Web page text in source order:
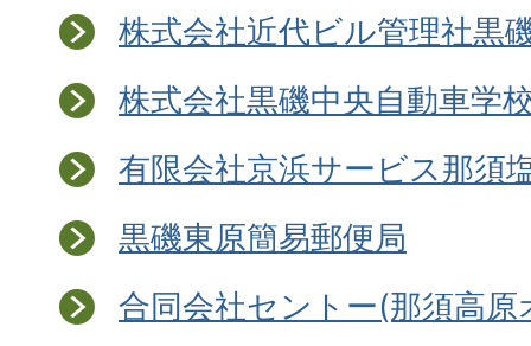
株式会社近代ビル管理社黒
株式会社黒磯中央自動車学
有限会社京浜サービス那須
黒磯東原簡易郵便局
合同会社セントー(那須高